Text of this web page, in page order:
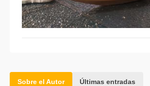
Sobre el Autor Últimas entradas